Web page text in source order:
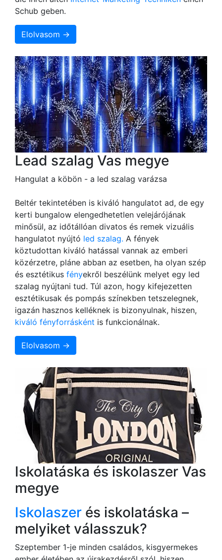
Schub geben.
Elolvasom →
Lead szalag Vas megye
Hangulat a köbön - a led szalag varázsa
Beltér tekintetében is kiváló hangulatot ad, de egy
kerti bungalow elengedhetetlen velejárójának
minősül, az időtállóan divatos és remek vizuális
hangulatot nyújtó led szalag. A fények
köztudottan kiváló hatással vannak az emberi
közérzetre, pláne abban az esetben, ha olyan szép
és esztétikus fényekről beszélünk melyet egy led
szalag nyújtani tud. Túl azon, hogy kifejezetten
esztétikusak és pompás színekben tetszelegnek,
igazán hasznos kelléknek is bizonyulnak, hiszen,
kiváló fényforrásként is funkcionálnak.
Elolvasom →
Iskolatáska és iskolaszer Vas
megye
Iskolaszer és iskolatáska –
melyiket válasszuk?
Szeptember 1-je minden családos, kisgyermekes